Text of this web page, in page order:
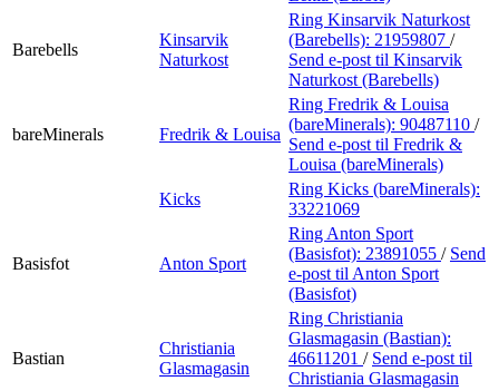
Barebells
Kinsarvik
Naturkost
Ring Kinsarvik Naturkost
(Barebells): 21959807 /
Send e-post til Kinsarvik
Naturkost (Barebells)
bareMinerals Fredrik & Louisa
Ring Fredrik & Louisa
(bareMinerals): 90487110 /
Send e-post til Fredrik &
Louisa (bareMinerals)
Kicks
Ring Kicks (bareMinerals):
33221069
Basisfot Anton Sport
Ring Anton Sport
(Basisfot): 23891055 / Send
e-post til Anton Sport
(Basisfot)
Bastian
Christiania
Glasmagasin
Ring Christiania
Glasmagasin (Bastian):
46611201 / Send e-post til
Christiania Glasmagasin